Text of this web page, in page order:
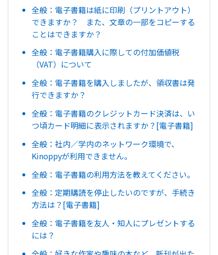
全般：電子書籍は紙に印刷（プリントアウト）
できますか？ また、文章の一部をコピーする
ことはできますか？
全般：電子書籍購入に際しての付加価値税
（VAT）について
全般：電子書籍を購入しましたが、領収書は発
行できますか？
全般：電子書籍のクレジットカード決済は、い
つ頃カード明細に表示されますか？[電子書籍]
全般：社内／学内のネットワーク環境で、
Kinoppyが利用できません。
全般：電子書籍の利用方法を教えてください。
全般：定期購読を停止したいのですが、手続き
方法は？[電子書籍]
全般：電子書籍を友人・知人にプレゼントする
には？